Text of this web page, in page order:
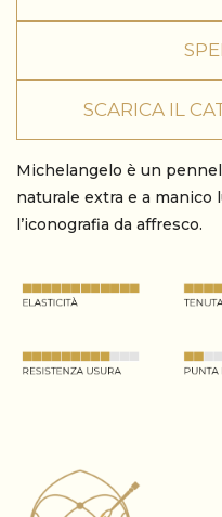
SCARICA IL
Michelangelo è un
naturale extra e a
l’iconografia da affresco.